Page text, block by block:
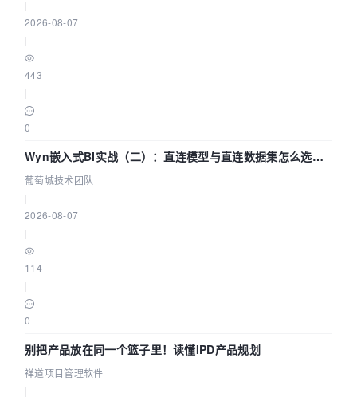
2026-08-07
443
0
Wyn嵌入式BI实战（二）：直连模型与直连数据集怎么选，
参数为什么不生效？| 葡萄城技术团队
葡萄城技术团队
2026-08-07
114
0
别把产品放在同一个篮子里！读懂IPD产品规划
禅道项目管理软件